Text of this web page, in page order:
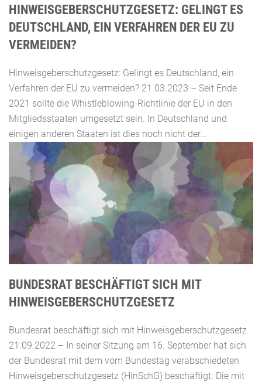
HINWEISGEBERSCHUTZGESETZ: GELINGT ES
DEUTSCHLAND, EIN VERFAHREN DER EU ZU
VERMEIDEN?
Hinweisgeberschutzgesetz: Gelingt es Deutschland, ein
Verfahren der EU zu vermeiden? 21.03.2023 – Seit Ende
2021 sollte die Whistleblowing-Richtlinie der EU in den
Mitgliedsstaaten umgesetzt sein. In Deutschland und
einigen anderen Staaten ist dies noch nicht der...
BUNDESRAT BESCHÄFTIGT SICH MIT
HINWEISGEBERSCHUTZGESETZ
Bundesrat beschäftigt sich mit Hinweisgeberschutzgesetz
21.09.2022 – In seiner Sitzung am 16. September hat sich
der Bundesrat mit dem vom Bundestag verabschiedeten
Hinweisgeberschutzgesetz (HinSchG) beschäftigt. Die mit